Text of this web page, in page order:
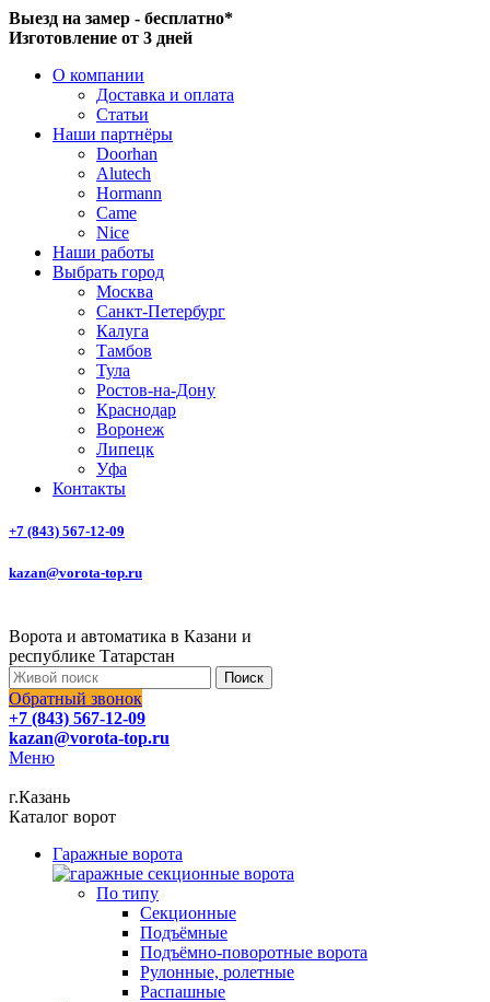
Выезд на замер - бесплатно*
Изготовление от 3 дней
О компании
Доставка и оплата
Статьи
Наши партнёры
Doorhan
Alutech
Hormann
Came
Nice
Наши работы
Выбрать город
Москва
Санкт-Петербург
Калуга
Тамбов
Тула
Ростов-на-Дону
Краснодар
Воронеж
Липецк
Уфа
Контакты
+7 (843) 567-12-09
kazan@vorota-top.ru
Ворота и автоматика в Казани и
республике Татарстан
Поиск
Обратный звонок
+7 (843) 567-12-09
kazan@vorota-top.ru
Меню
г.Казань
Каталог ворот
Гаражные ворота
По типу
Секционные
Подъёмные
Подъёмно-поворотные ворота
Рулонные, ролетные
Распашные